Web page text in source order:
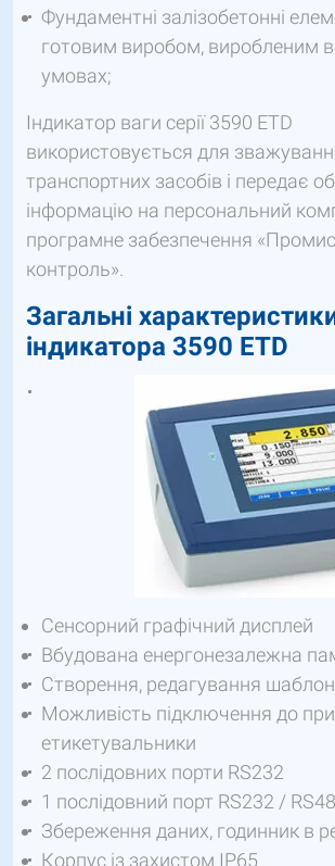
Фундаментні залізобетонні
готовим виробом, виробленим
умовах;
Індикатор ваги серії 3590 ETD
використовується для
транспортних засобів і передає
інформацію на персональний
програмне забезпечення
контроль».
Загальні
індикатора 3590 ETD
Сенсорний графічний дисплей
Вбудована енергонезалежна
Створення, редагування
Можливість підключення до
етикетувальники
2 послідовних порти RS232
1 послідовний порт RS232 /
Збереження даних, годинник в
Корпус із захистом IP65